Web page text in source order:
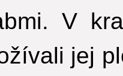
V
jej